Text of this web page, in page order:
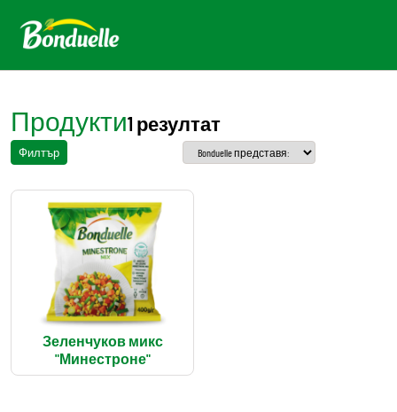
Продукти1 резултат
Филтър
Зеленчуков микс
"Минестроне"